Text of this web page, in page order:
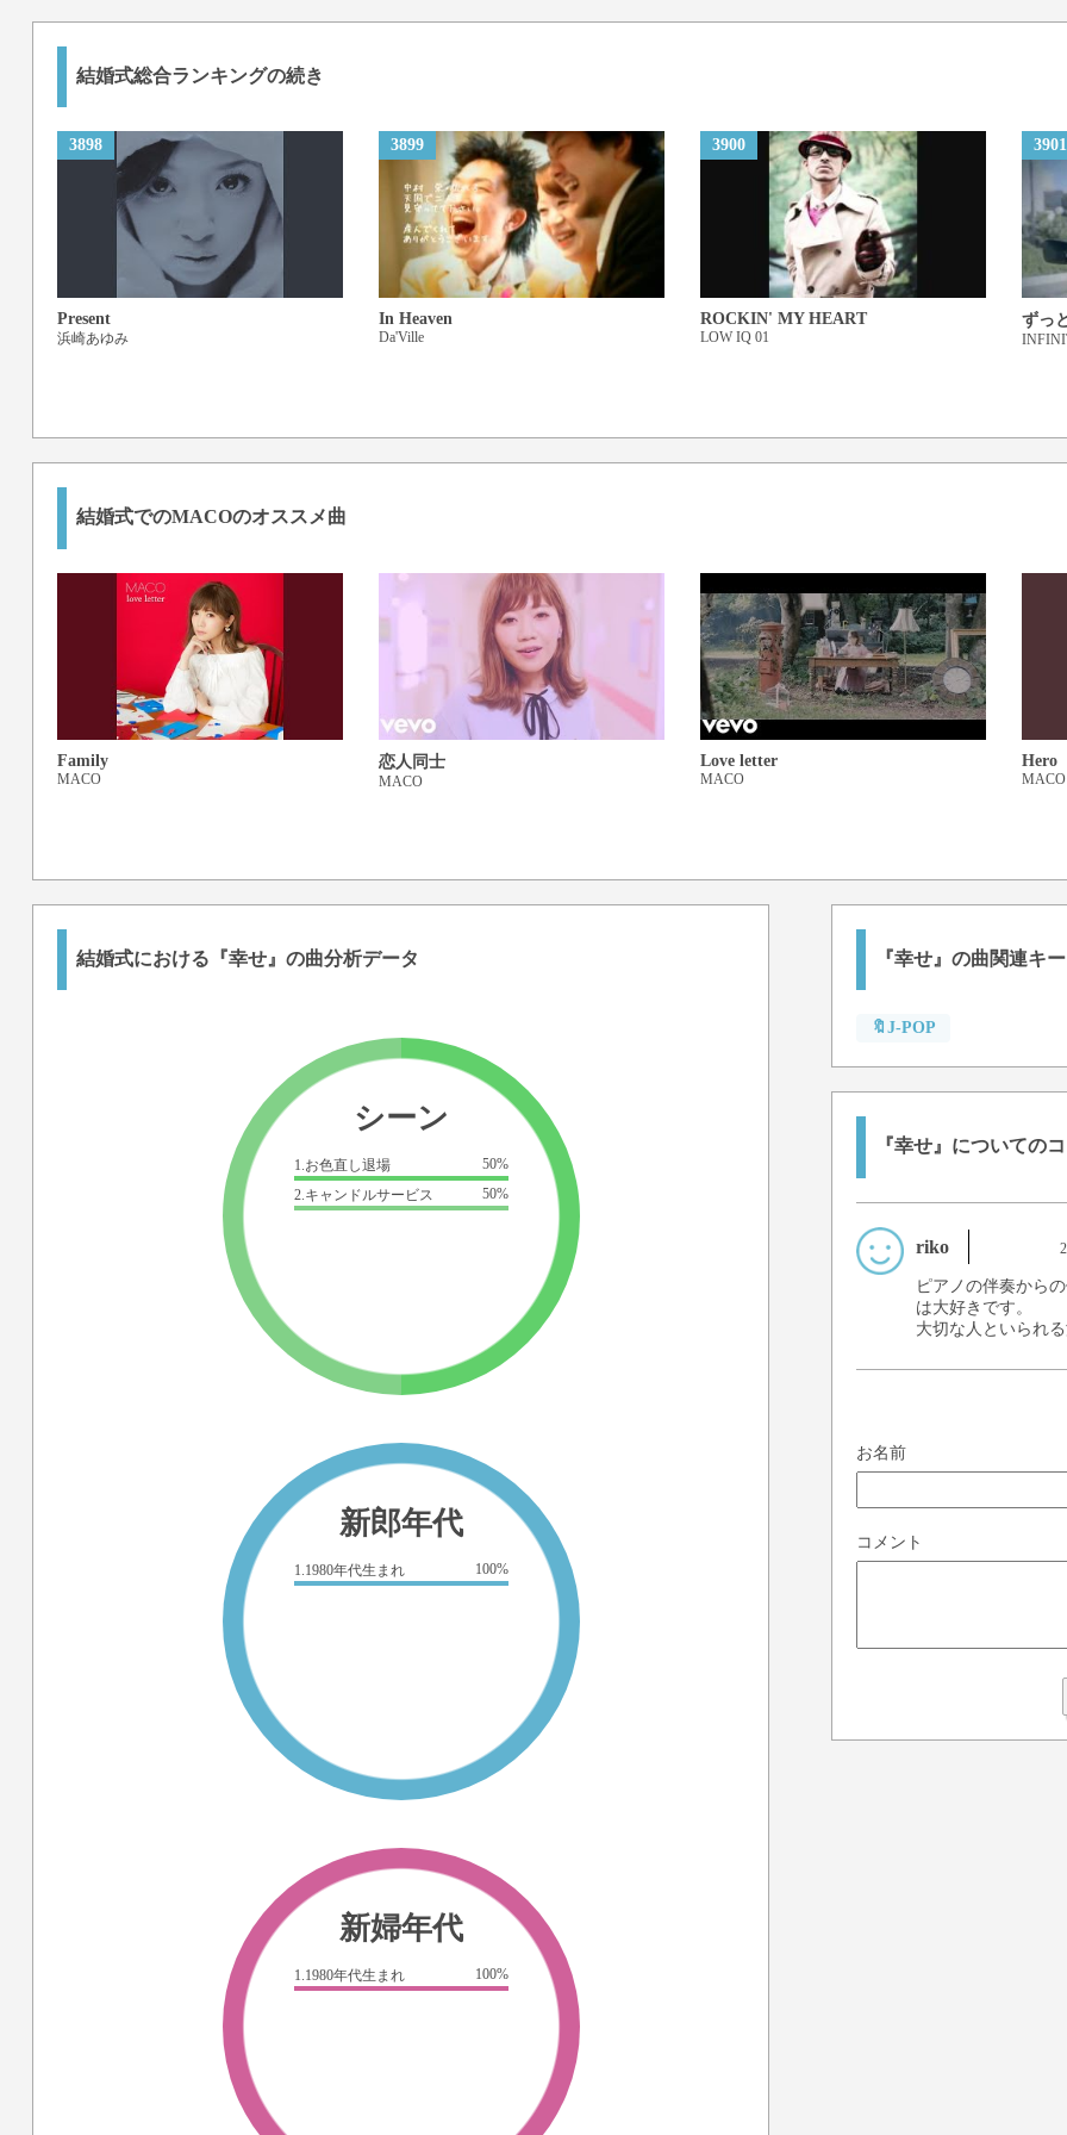
今日も明日もこれからも
溢れてるから
ねぇ、あなたの側で
触れていたい 抱きしめた
小さな不安さえも感じない
結婚式総合ランキングの続き
3898
Present
浜崎あゆみ
3899
In Heaven
Da'Ville
3900
ROCKIN' MY HEART
LOW IQ 01
3901
ずっ
結婚式でのMACOのオススメ曲
Family
MACO
恋人同士
MACO
Love letter
MACO
Hero
MACO
結婚式における『幸せ』の曲分析データ
シーン
1.お色直し退場
50%
2.キャンドルサービス
50%
新郎年代
1.1980年代生まれ 100%
新婦年代
1.1980年代生まれ 100%
『幸せ』の曲関連キ
🔖J-POP
『幸せ』についての
riko
ピアノの伴奏から
は大好きです。
大切な人といられ
お名前
コメント